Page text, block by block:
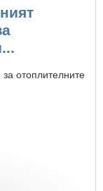
отоплителните